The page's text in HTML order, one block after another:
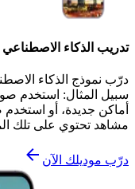
تدريب الذكاء الاصطناعي
درّب نموذج الذكاء
سبيل المثال: استخدم
أماكن جديدة، أو
مشاهد تحتوي على تلك
درّب موديلك الآن